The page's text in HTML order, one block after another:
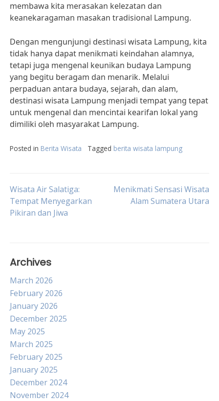
membawa kita merasakan kelezatan dan
keanekaragaman masakan tradisional Lampung.
Dengan mengunjungi destinasi wisata Lampung, kita
tidak hanya dapat menikmati keindahan alamnya,
tetapi juga mengenal keunikan budaya Lampung
yang begitu beragam dan menarik. Melalui
perpaduan antara budaya, sejarah, dan alam,
destinasi wisata Lampung menjadi tempat yang tepat
untuk mengenal dan mencintai kearifan lokal yang
dimiliki oleh masyarakat Lampung.
Posted in Berita Wisata Tagged berita wisata lampung
Post
navigation
Wisata Air Salatiga:
Tempat Menyegarkan
Pikiran dan Jiwa
Menikmati Sensasi Wisata
Alam Sumatera Utara
Archives
March 2026
February 2026
January 2026
December 2025
May 2025
March 2025
February 2025
January 2025
December 2024
November 2024